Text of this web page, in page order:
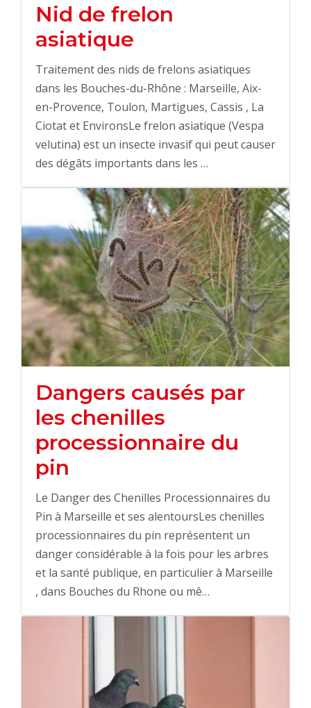
Nid de frelon
asiatique
Traitement des nids de frelons asiatiques
dans les Bouches-du-Rhône : Marseille, Aix-
en-Provence, Toulon, Martigues, Cassis , La
Ciotat et EnvironsLe frelon asiatique (Vespa
velutina) est un insecte invasif qui peut causer
des dégâts importants dans les …
Dangers causés par
les chenilles
processionnaire du
pin
Le Danger des Chenilles Processionnaires du
Pin à Marseille et ses alentoursLes chenilles
processionnaires du pin représentent un
danger considérable à la fois pour les arbres
et la santé publique, en particulier à Marseille
, dans Bouches du Rhone ou mê…